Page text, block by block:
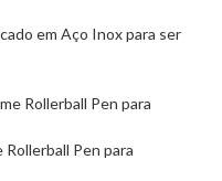
em Aço Inox para ser
Pen para